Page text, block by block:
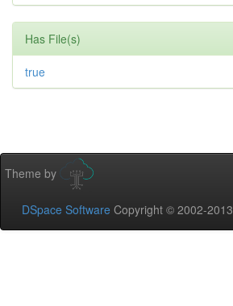
Has File(s)
true
Theme by
DSpace Software Copyright © 2002-2013